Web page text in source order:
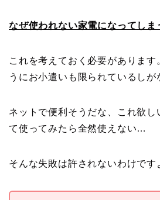
なぜ使われない家電になってしま
これを考えておく必要があります
うにお小遣いも限られているしが
ネットで便利そうだな、これ欲し
て使ってみたら全然使えない…
そんな失敗は許されないわけです